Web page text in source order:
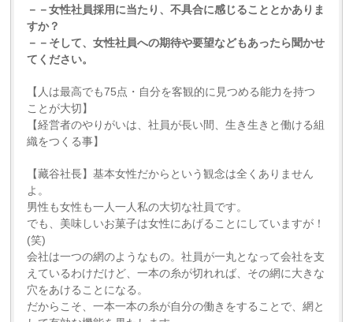
－－女性社員採用に当たり、不具合に感じることとかありま
すか？
－－そして、女性社員への期待や要望などもあったら聞かせ
てください。
【人は最高でも75点・自分を客観的に見つめる能力を持つ
ことが大切】
【経営者のやりがいは、社員が長い間、生き生きと働ける組
織をつくる事】
【藏谷社長】基本女性だからという観念は全くありません
よ。
男性も女性も一人一人私の大切な社員です。
でも、美味しいお菓子は女性にあげることにしていますが！
(笑)
会社は一つの網のようなもの。社員が一丸となって会社を支
えているわけだけど、一本の糸が切れれば、その網に大きな
穴をあけることになる。
だからこそ、一本一本の糸が自分の働きをすることで、網と